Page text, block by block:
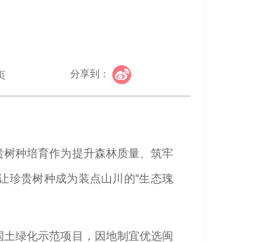
分享到：
种培育作为提升森林质量、筑牢
珍贵树种成为装点山川的“生态瑰
绿化示范项目，因地制宜优选闽